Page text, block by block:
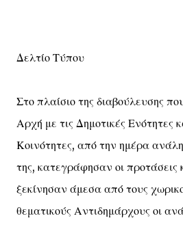
Δελτίο Τύπου
Στο πλαίσιο της διαβούλευσης
Αρχή με τις Δημοτικές Ενότητες
Κοινότητες, από την ημέρα
της, κατεγράφησαν οι προτάσεις
ξεκίνησαν άμεσα από τους
θεματικούς Αντιδημάρχους οι